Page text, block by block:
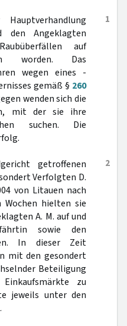
1
den Angeklagten
auf
worden. Das
wegen eines -
gemäß § 260
wenden sich die
mit der sie ihre
suchen. Die
2
getroffenen
Verfolgten D.
von Litauen nach
Wochen hielten sie
A. M. auf und
sowie den
In dieser Zeit
mit den gesondert
Beteiligung
zu
jeweils unter den